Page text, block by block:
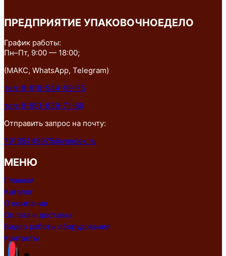
ПРЕДПРИЯТИЕ УПАКОВОЧНОЕДЕЛО
График работы:
Пн–Пт, 9:00 — 18:00;
(МАКС, WhatsApp, Telegram)
тел: 8-918-544-99-75
тел: 8-951-839-71-89
Отправить запрос на почту:
79185449975@yandex.ru
МЕНЮ
Главная
Каталог
О компании
Оплата и доставка
Видео работы оборудования
Контакты